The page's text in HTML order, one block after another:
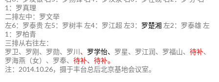
1：罗真理
二排左中：罗文举
左6：罗泰贵 左5：罗树丰 左4：罗江超 左3： 罗楚湘 左2：罗泰雄 左
1：罗柏青
三排从右往左：
罗卫、罗刚、罗勋、罗川 、 罗学怡、 罗星、罗江润、罗福山、 待补、
罗海燕（女）、罗奉、 待补、待补。
注：2014.10.26，摄于丰台总后北京基地会议室。